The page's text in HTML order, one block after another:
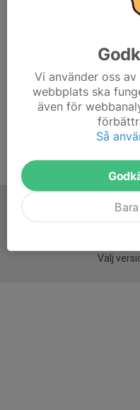
Välj
Vi använder oss
webbplats ska
även för
Så